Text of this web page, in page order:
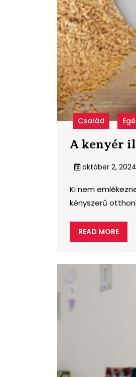
Család
A kenyér
október 2, 2024
Ki nem
kényszerű
READ MOREREAD
MORE